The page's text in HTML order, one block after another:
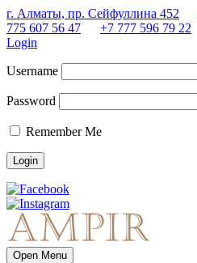
г. Алматы, пр. Сейфуллина 452
775 607 56 47
+7 777 596 79 22
Login
Username
Password
Remember Me
Open Menu